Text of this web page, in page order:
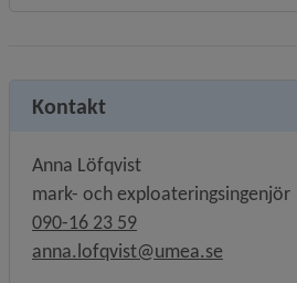
Kontakt
Anna Löfqvist
mark- och exploateringsingenjör
090-16 23 59
anna.lofqvist@umea.se